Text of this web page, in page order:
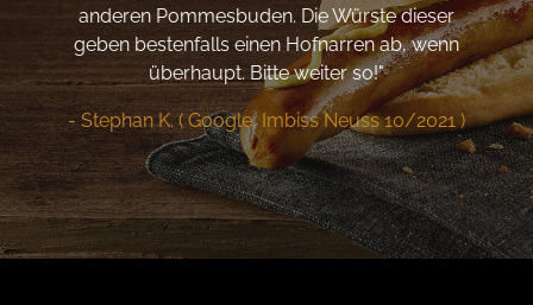
anderen Pommesbuden. Die Würste dieser
geben bestenfalls einen Hofnarren ab, wenn
überhaupt. Bitte weiter so!"
- Stephan K. ( Google, Imbiss Neuss 10/2021 )